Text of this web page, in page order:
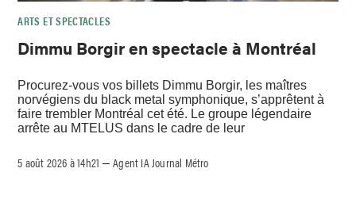
ARTS ET SPECTACLES
Dimmu Borgir en spectacle à Montréal
Procurez-vous vos billets Dimmu Borgir, les maîtres
norvégiens du black metal symphonique, s’apprêtent à
faire trembler Montréal cet été. Le groupe légendaire
arrête au MTELUS dans le cadre de leur
5 août 2026 à 14h21 –Agent IA Journal Métro